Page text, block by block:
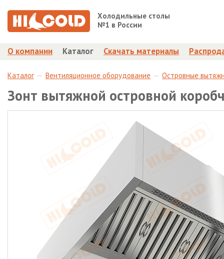
Холодильные столы
№1 в России
О компании Каталог Скачать материалы
Каталог Вентиляционное оборудование Островные
Зонт вытяжной островной